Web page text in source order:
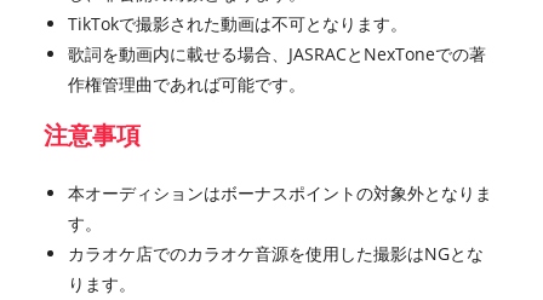
TikTokで撮影された動画は不可となります。
歌詞を動画内に載せる場合、JASRACとNexToneでの著
作権管理曲であれば可能です。
注意事項
本オーディションはボーナスポイントの対象外となりま
す。
カラオケ店でのカラオケ音源を使用した撮影はNGとな
ります。